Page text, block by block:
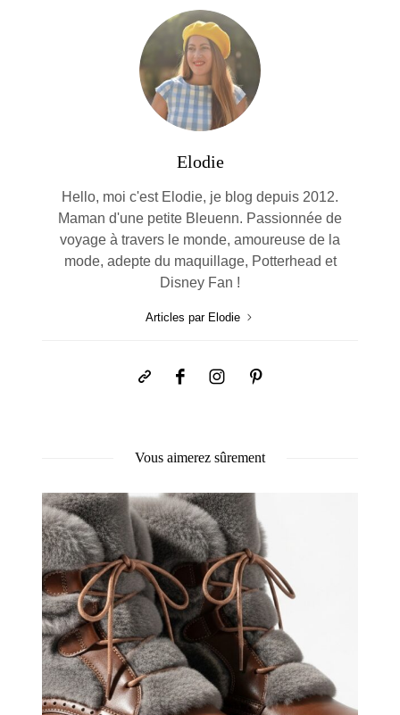
Elodie
Hello, moi c'est Elodie, je blog depuis 2012.
Maman d'une petite Bleuenn. Passionnée de
voyage à travers le monde, amoureuse de la
mode, adepte du maquillage, Potterhead et
Disney Fan !
Articles par Elodie
Vous aimerez sûrement